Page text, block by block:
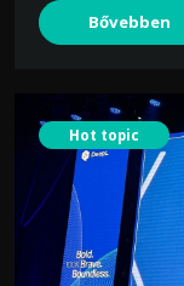
Bővebben
Hot topic